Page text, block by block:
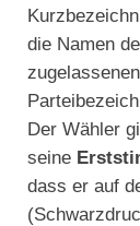
die Namen
Der Wähler
seine
dass er auf